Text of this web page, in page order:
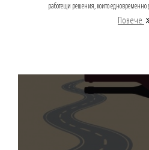
работещи решения, които
Повече